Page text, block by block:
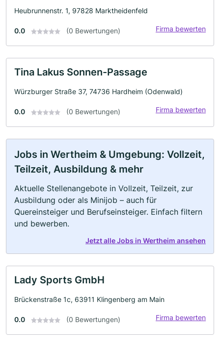
Heubrunnenstr. 1, 97828 Marktheidenfeld
0.0 (0 Bewertungen) Firma bewerten
Tina Lakus Sonnen-Passage
Würzburger Straße 37, 74736 Hardheim (Odenwald)
0.0 (0 Bewertungen) Firma bewerten
Jobs in Wertheim & Umgebung: Vollzeit,
Teilzeit, Ausbildung & mehr
Aktuelle Stellenangebote in Vollzeit, Teilzeit, zur
Ausbildung oder als Minijob – auch für
Quereinsteiger und Berufseinsteiger. Einfach filtern
und bewerben.
Jetzt alle Jobs in Wertheim ansehen
Lady Sports GmbH
Brückenstraße 1c, 63911 Klingenberg am Main
0.0 (0 Bewertungen) Firma bewerten